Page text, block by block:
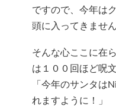
ですので、今年は
頭に入ってきません
そんな心ここに在
は１００回ほど呪
「今年のサンタは
れますように！」